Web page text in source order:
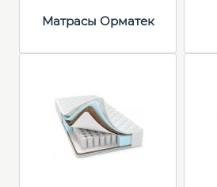
Матрасы Орматек